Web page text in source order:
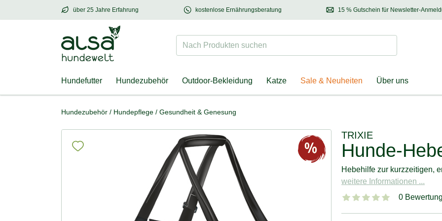
über 25 Jahre Erfahrung
über25 Jahre Erfahrung – mit Herz für Hund & Halter 15 % Gutschein für Newsletter-
Entdecken Sie
kostenlose Ernährungsberatung
Kontaktieren Sie unsere
Ernährungsberatung:
Nach Produkten suchen Suchen
Hundefutter Hundezubehör Outdoor-Bekleidung Katze Sale & Neuheiten Über uns
Hundezubehör / Hundepflege / Gesundheit & Genesung
TRIXIE
Hunde-
Hebehilfe zur kurzzeitigen,
weitere Informationen ...
0